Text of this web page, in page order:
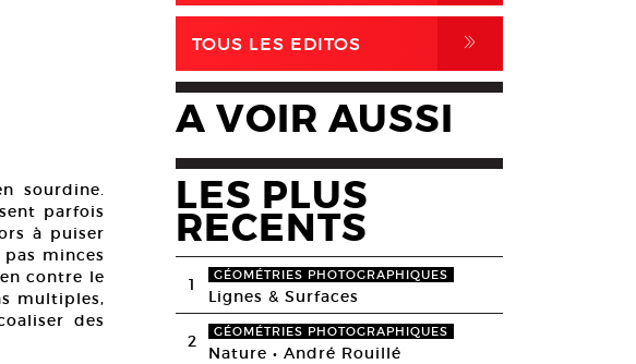
sourdine.
parfois
à puiser
minces
contre le
multiples,
des
TOUS LES EDITOS ,
A VOIR AUSSI
LES PLUS
RECENTS
1 GÉOMÉTRIES PHOTOGRAPHIQUES
Lignes & Surfaces
2 GÉOMÉTRIES PHOTOGRAPHIQUES
Nature • André Rouillé